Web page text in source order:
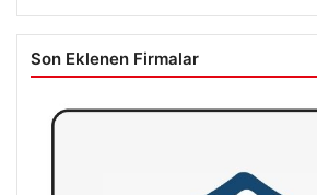
Son Eklenen Firmalar